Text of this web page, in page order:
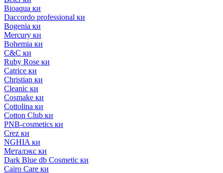
Bioaqua ки
Daccordo professional ки
Bogenia ки
Mercury ки
Bohemia ки
C&C ки
Ruby Rose ки
Catrice ки
Christian ки
Cleanic ки
Cosmake ки
Cottolina ки
Cotton Club ки
PNB-cosmetics ки
Crez ки
NGHIA ки
Металэкс ки
Dark Blue db Cosmetic ки
Cairo Care ки